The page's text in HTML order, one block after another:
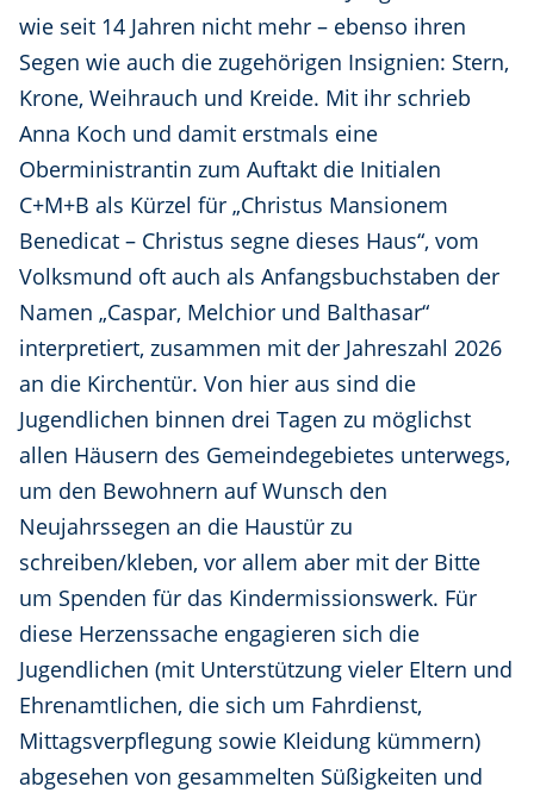
wie seit 14 Jahren nicht mehr – ebenso ihren
Segen wie auch die zugehörigen Insignien: Stern,
Krone, Weihrauch und Kreide. Mit ihr schrieb
Anna Koch und damit erstmals eine
Oberministrantin zum Auftakt die Initialen
C+M+B als Kürzel für „Christus Mansionem
Benedicat – Christus segne dieses Haus“, vom
Volksmund oft auch als Anfangsbuchstaben der
Namen „Caspar, Melchior und Balthasar“
interpretiert, zusammen mit der Jahreszahl 2026
an die Kirchentür. Von hier aus sind die
Jugendlichen binnen drei Tagen zu möglichst
allen Häusern des Gemeindegebietes unterwegs,
um den Bewohnern auf Wunsch den
Neujahrssegen an die Haustür zu
schreiben/kleben, vor allem aber mit der Bitte
um Spenden für das Kindermissionswerk. Für
diese Herzenssache engagieren sich die
Jugendlichen (mit Unterstützung vieler Eltern und
Ehrenamtlichen, die sich um Fahrdienst,
Mittagsverpflegung sowie Kleidung kümmern)
abgesehen von gesammelten Süßigkeiten und